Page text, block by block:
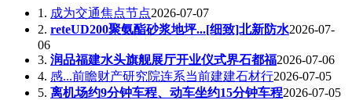
1. 成为交通焦点节点2026-07-07
2. reteUD200聚氨酯砂浆地坪...[细致]北新防水2026-07-
06
3. 润品福建水头旗舰展厅开业仪式界石都福2026-07-06
4. 感...前瞻财产研究院连系当前建建石材行2026-07-05
5. 离机场约9分钟车程、动车坐约15分钟车程2026-07-05